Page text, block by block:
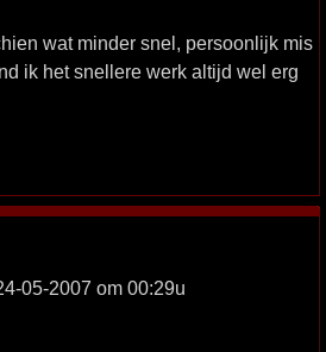
wat minder snel, persoonlijk mis
ik het snellere werk altijd wel erg
05-2007 om 00:29u